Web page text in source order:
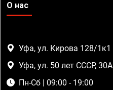
О нас
Уфа, ул. Кирова 128/1к1
Уфа, ул. 50 лет СССР, 30А
Пн-Сб | 09:00 - 19:00